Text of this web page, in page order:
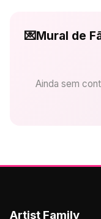
💌Mural de
Ainda sem
Artist Family